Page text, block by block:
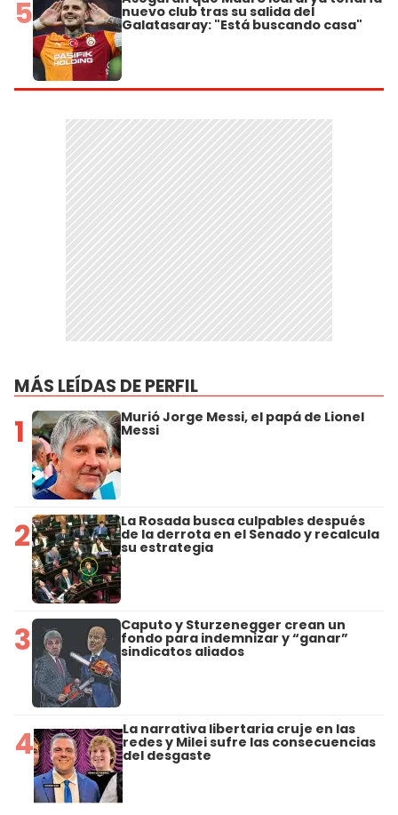
5 nuevo club tras su salida del
Galatasaray: "Está buscando casa"
MÁS LEÍDAS DE PERFIL
1 Murió Jorge Messi, el papá de Lionel
Messi
2 La Rosada busca culpables después
de la derrota en el Senado y recalcula
su estrategia
3 Caputo y Sturzenegger crean un
fondo para indemnizar y “ganar”
sindicatos aliados
4 La narrativa libertaria cruje en las
redes y Milei sufre las consecuencias
del desgaste